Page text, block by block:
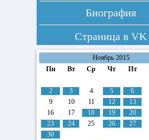
Биография
Страница в VK
Ноябрь 2015
Пн
Вт Ср Чт Пт
2
3 4 5 6
9
10 11 12 13
16
17 18 19 20
23
24 25 26 27
30